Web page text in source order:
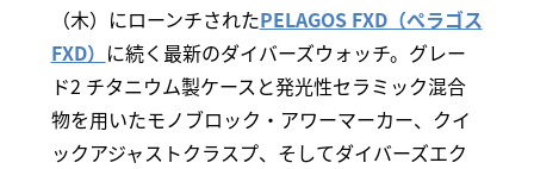
（木）にローンチされたPELAGOS FXD（ぺラゴス
FXD） に続く最新のダイバーズウォッチ。グレー
ド2 チタニウム製ケースと発光性セラミック混合
物を用いたモノブロック・アワーマーカー、クイ
ックアジャストクラスプ、そしてダイバーズエク